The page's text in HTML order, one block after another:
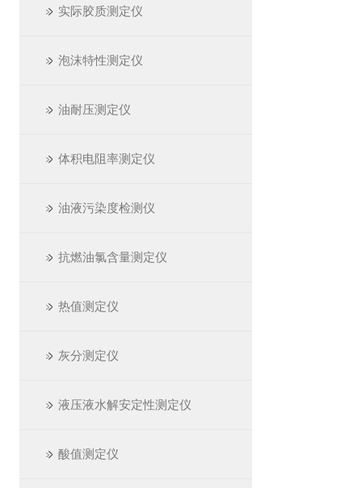
实际胶质测定仪
泡沫特性测定仪
油耐压测定仪
体积电阻率测定仪
油液污染度检测仪
抗燃油氯含量测定仪
热值测定仪
灰分测定仪
液压液水解安定性测定仪
酸值测定仪